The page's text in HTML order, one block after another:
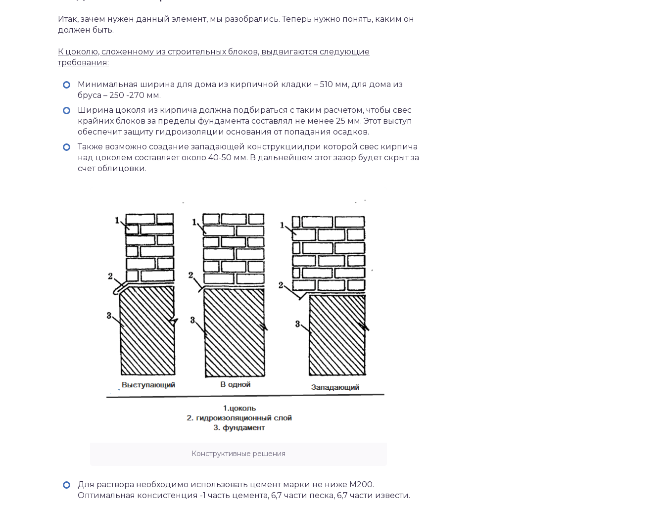
Итак, зачем нужен данный элемент, мы разобрались. Теперь нужно понять, каким он
должен быть.
К цоколю, сложенному из строительных блоков, выдвигаются следующие
требования:
Минимальная ширина для дома из кирпичной кладки – 510 мм, для дома из
бруса – 250 -270 мм.
Ширина цоколя из кирпича должна подбираться с таким расчетом, чтобы свес
крайних блоков за пределы фундамента составлял не менее 25 мм. Этот выступ
обеспечит защиту гидроизоляции основания от попадания осадков.
Также возможно создание западающей конструкции,при которой свес кирпича
над цоколем составляет около 40-50 мм. В дальнейшем этот зазор будет скрыт за
счет облицовки.
Конструктивные решения
Для раствора необходимо использовать цемент марки не ниже М200.
Оптимальная консистенция -1 часть цемента, 6,7 части песка, 6,7 части извести.